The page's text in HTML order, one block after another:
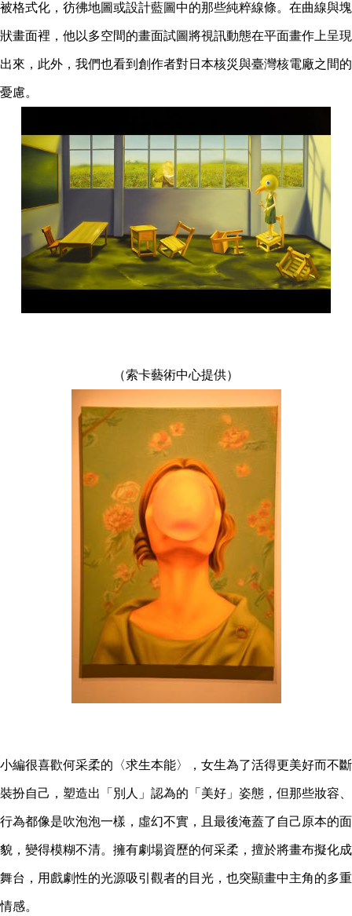
被格式化，彷彿地圖或設計藍圖中的那些純粹線條。在曲線與塊
狀畫面裡，他以多空間的畫面試圖將視訊動態在平面畫作上呈現
出來，此外，我們也看到創作者對日本核災與臺灣核電廠之間的
憂慮。
（索卡藝術中心提供）
小編很喜歡何采柔的〈求生本能〉，女生為了活得更美好而不斷
裝扮自己，塑造出「別人」認為的「美好」姿態，但那些妝容、
行為都像是吹泡泡一樣，虛幻不實，且最後淹蓋了自己原本的面
貌，變得模糊不清。擁有劇場資歷的何采柔，擅於將畫布擬化成
舞台，用戲劇性的光源吸引觀者的目光，也突顯畫中主角的多重
情感。